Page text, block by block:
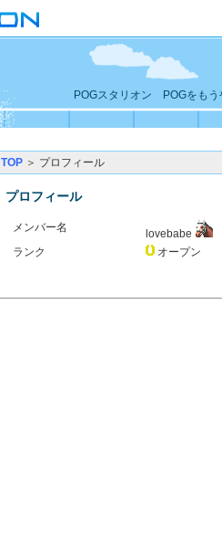
POGスタリオン POGをもう
TOP ＞ プロフィール
プロフィール
メンバー名
lovebabe
ランク
オープン